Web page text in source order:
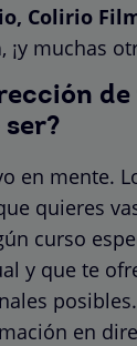
Colirio
, ¡y muchas
ser?
en mente.
quieres
curso
y que te
en